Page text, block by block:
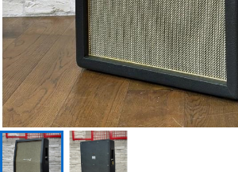
管楽器
アンプ
DJ機器